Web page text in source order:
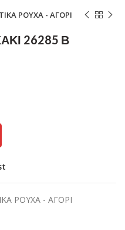
ΡΟΥΧΑ - ΑΓΟΡΙ
26285 Β
ΡΟΥΧΑ - ΑΓΟΡΙ